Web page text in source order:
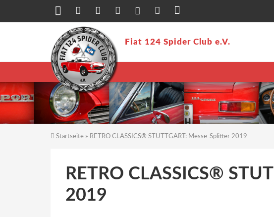
Fiat 124 Spider Club e.V.
Startseite » RETRO CLASSICS® STUTTGART: Messe-Splitter 2019
RETRO CLASSICS®
2019